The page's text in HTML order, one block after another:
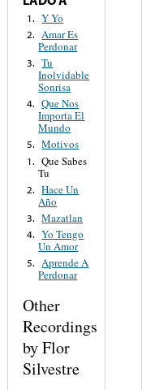
1. Y Yo
2. Amar Es
Perdonar
3. Tu
Inolvidable
Sonrisa
4. Que Nos
Importa El
Mundo
5. Motivos
1. Que Sabes
Tu
2. Hace Un
Año
3. Mazatlan
4. Yo Tengo
Un Amor
5. Aprende A
Perdonar
Other
Recordings
by Flor
Silvestre